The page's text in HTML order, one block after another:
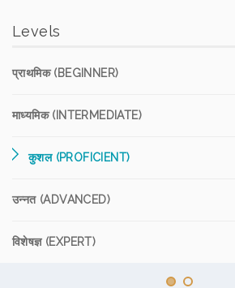
Levels
प्राथमिक (BEGINNER)
माध्यमिक (INTERMEDIATE)
कुशल (PROFICIENT)
उन्नत (ADVANCED)
विशेषज्ञ (EXPERT)